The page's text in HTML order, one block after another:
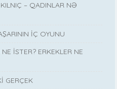
– QADINLAR NƏ
İÇ OYUNU
İSTER? ERKEKLER NE
GERÇEK